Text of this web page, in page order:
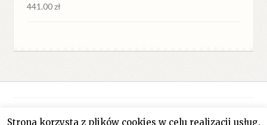
441.00zł
Strona korzysta z plików cookies w celu realizacji usług.